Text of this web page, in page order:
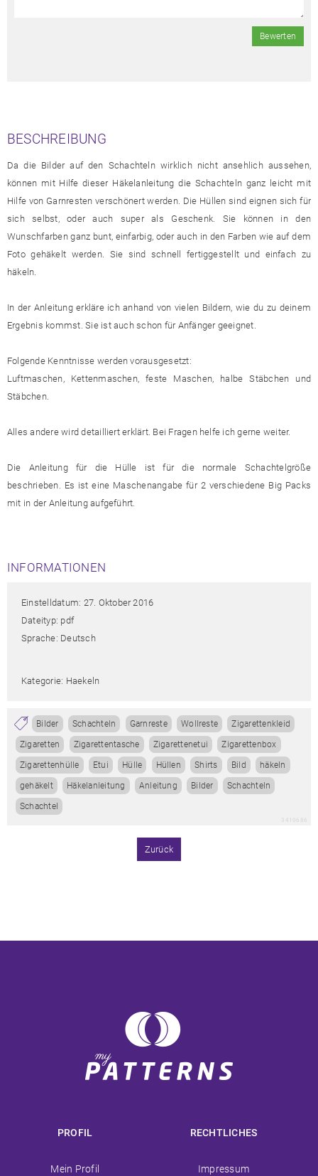
Bewerten
BESCHREIBUNG
Da die Bilder auf den Schachteln wirklich nicht ansehlich aussehen,
können mit Hilfe dieser Häkelanleitung die Schachteln ganz leicht mit
Hilfe von Garnresten verschönert werden. Die Hüllen sind eignen sich für
sich selbst, oder auch super als Geschenk. Sie können in den
Wunschfarben ganz bunt, einfarbig, oder auch in den Farben wie auf dem
Foto gehäkelt werden. Sie sind schnell fertiggestellt und einfach zu
häkeln.
In der Anleitung erkläre ich anhand von vielen Bildern, wie du zu deinem
Ergebnis kommst. Sie ist auch schon für Anfänger geeignet.
Folgende Kenntnisse werden vorausgesetzt:
Luftmaschen, Kettenmaschen, feste Maschen, halbe Stäbchen und
Stäbchen.
Alles andere wird detailliert erklärt. Bei Fragen helfe ich gerne weiter.
Die Anleitung für die Hülle ist für die normale Schachtelgröße
beschrieben. Es ist eine Maschenangabe für 2 verschiedene Big Packs
mit in der Anleitung aufgeführt.
INFORMATIONEN
Einstelldatum: 27. Oktober 2016
Dateityp: pdf
Sprache: Deutsch
Kategorie: Haekeln
Bilder Schachteln Garnreste Wollreste Zigarettenkleid
Zigaretten Zigarettentasche Zigarettenetui Zigarettenbox
Zigarettenhülle Etui Hülle Hüllen Shirts Bild häkeln
gehäkelt Häkelanleitung Anleitung Bilder Schachteln
Schachtel
Zurück
PROFIL
Navigation
Mein Profil
RECHTLICHES
Navigation
Impressum